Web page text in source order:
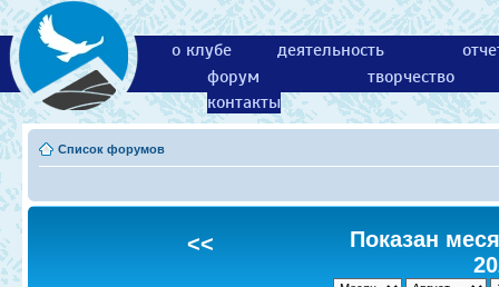
о клубе деятельность
форум
творчество
контакты
Список форумов
<<
Показан